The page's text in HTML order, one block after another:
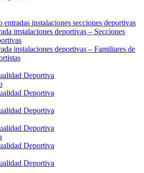
entradas instalaciones secciones deportivas
instalaciones deportivas – Secciones
instalaciones deportivas – Familiares de
Deportiva
Deportiva
Deportiva
Deportiva
Deportiva
Deportiva